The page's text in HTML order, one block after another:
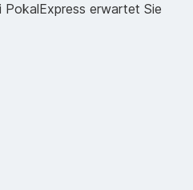
erwartet Sie